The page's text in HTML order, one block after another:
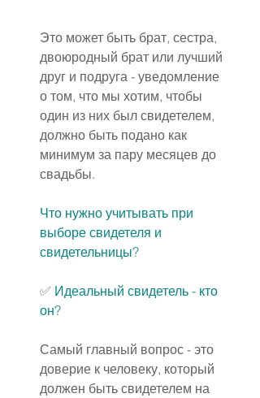
Это может быть брат, сестра,
двоюродный брат или лучший
друг и подруга - уведомление
о том, что мы хотим, чтобы
один из них был свидетелем,
должно быть подано как
минимум за пару месяцев до
свадьбы.
Что нужно учитывать при
выборе свидетеля и
свидетельницы?
✅ Идеальный свидетель - кто
он?
Самый главный вопрос - это
доверие к человеку, который
должен быть свидетелем на